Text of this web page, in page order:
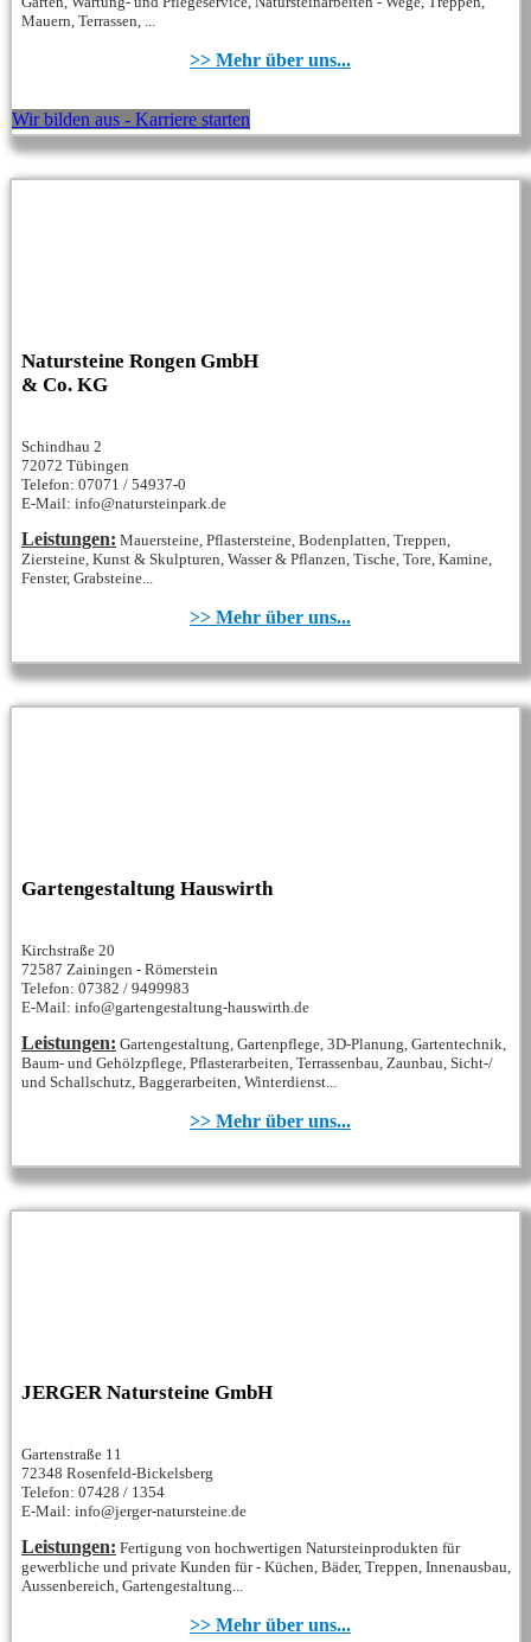
Mauern, Terrassen, ...
>> Mehr über uns...
Wir bilden aus - Karriere starten
Natursteine Rongen GmbH
& Co. KG
Schindhau 2
72072 Tübingen
Telefon: 07071 / 54937-0
E-Mail: info@natursteinpark.de
Leistungen: Mauersteine, Pflastersteine, Bodenplatten, Treppen,
Ziersteine, Kunst & Skulpturen, Wasser & Pflanzen, Tische, Tore, Kamine,
Fenster, Grabsteine...
>> Mehr über uns...
Gartengestaltung Hauswirth
Kirchstraße 20
72587 Zainingen - Römerstein
Telefon: 07382 / 9499983
E-Mail: info@gartengestaltung-hauswirth.de
Leistungen: Gartengestaltung, Gartenpflege, 3D-Planung, Gartentechnik,
Baum- und Gehölzpflege, Pflasterarbeiten, Terrassenbau, Zaunbau, Sicht-/
und Schallschutz, Baggerarbeiten, Winterdienst...
>> Mehr über uns...
JERGER Natursteine GmbH
Gartenstraße 11
72348 Rosenfeld-Bickelsberg
Telefon: 07428 / 1354
E-Mail: info@jerger-natursteine.de
Leistungen: Fertigung von hochwertigen Natursteinprodukten für
gewerbliche und private Kunden für - Küchen, Bäder, Treppen, Innenausbau,
Aussenbereich, Gartengestaltung...
>> Mehr über uns...